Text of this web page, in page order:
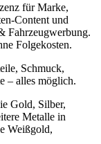
für Marke,
Content und
Fahrzeugwerbung.
Folgekosten.
Schmuck,
– alles möglich.
Gold, Silber,
Metalle in
Weißgold,